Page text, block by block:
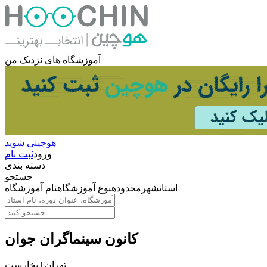
آموزشگاه های نزدیک من
هوچینی شوید
ورودثبت نام
دسته بندی
جستجو
استانشهر محدودهنوع آموزشگاهنام آموزشگاه
کانون سینماگران جوان
تهران | بخارست